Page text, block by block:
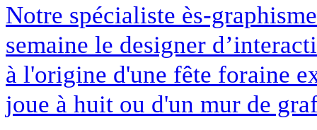
Notre spécialiste ès-
semaine le designer
à l'origine d'une fête foraine
joue à huit ou d'un mur de